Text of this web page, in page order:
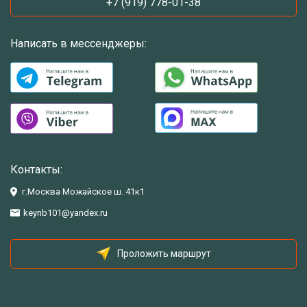
Написать в мессенджеры:
Контакты:
г.Москва Можайское ш. 41к1
keynb101@yandex.ru
Проложить маршрут